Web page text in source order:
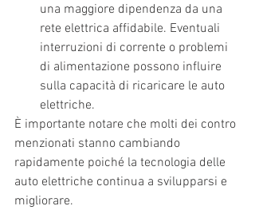
una maggiore dipendenza da una
rete elettrica affidabile. Eventuali
interruzioni di corrente o problemi
di alimentazione possono influire
sulla capacità di ricaricare le auto
elettriche.
È importante notare che molti dei contro
menzionati stanno cambiando
rapidamente poiché la tecnologia delle
auto elettriche continua a svilupparsi e
migliorare.